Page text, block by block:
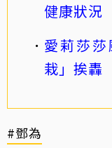
健康狀況
愛莉莎
栽」挨
#鄧為